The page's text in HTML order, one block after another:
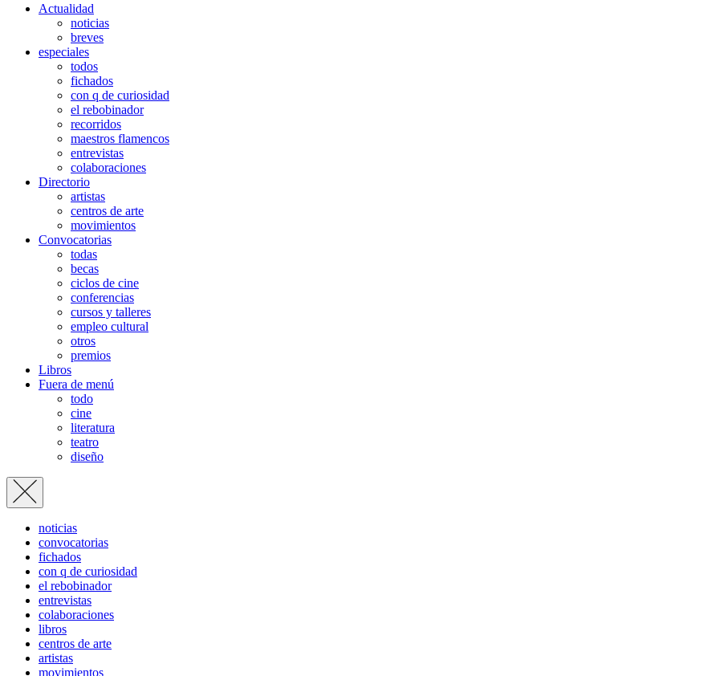
Actualidad
noticias
breves
especiales
todos
fichados
con q de curiosidad
el rebobinador
recorridos
maestros flamencos
entrevistas
colaboraciones
Directorio
artistas
centros de arte
movimientos
Convocatorias
todas
becas
ciclos de cine
conferencias
cursos y talleres
empleo cultural
otros
premios
Libros
Fuera de menú
todo
cine
literatura
teatro
diseño
noticias
convocatorias
fichados
con q de curiosidad
el rebobinador
entrevistas
colaboraciones
libros
centros de arte
artistas
movimientos